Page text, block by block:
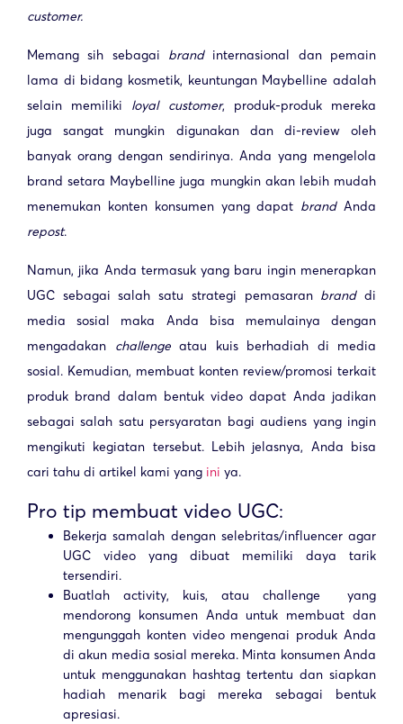
customer.
Memang sih sebagai brandinternasional dan pemain
lama di bidang kosmetik, keuntungan Maybelline adalah
selain memiliki loyal customer, produk-produk mereka
juga sangat mungkin digunakan dan di-review oleh
banyak orang dengan sendirinya. Anda yang mengelola
brand setara Maybelline juga mungkin akan lebih mudah
menemukan konten konsumen yang dapat brandAnda
repost.
Namun, jika Anda termasuk yang baru ingin menerapkan
UGC sebagai salah satu strategi pemasaran branddi
media sosial maka Anda bisa memulainya dengan
mengadakan challengeatau kuis berhadiah di media
sosial. Kemudian, membuat konten review/promosi terkait
produk brand dalam bentuk video dapat Anda jadikan
sebagai salah satu persyaratan bagi audiens yang ingin
mengikuti kegiatan tersebut. Lebih jelasnya, Anda bisa
cari tahu di artikel kami yang ini ya.
Pro tip membuat video UGC:
Bekerja samalah dengan selebritas/influencer agar
UGC video yang dibuat memiliki daya tarik
tersendiri.
Buatlah activity, kuis, atau challenge yang
mendorong konsumen Anda untuk membuat dan
mengunggah konten video mengenai produk Anda
di akun media sosial mereka. Minta konsumen Anda
untuk menggunakan hashtag tertentu dan siapkan
hadiah menarik bagi mereka sebagai bentuk
apresiasi.